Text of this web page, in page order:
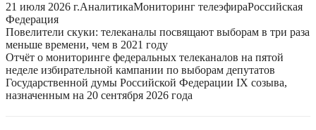
21 июля 2026 г.АналитикаМониторинг телеэфираРоссийская
Федерация
Повелители скуки: телеканалы посвящают выборам в три раза
меньше времени, чем в 2021 году
Отчёт о мониторинге федеральных телеканалов на пятой
неделе избирательной кампании по выборам депутатов
Государственной думы Российской Федерации IX созыва,
назначенным на 20 сентября 2026 года